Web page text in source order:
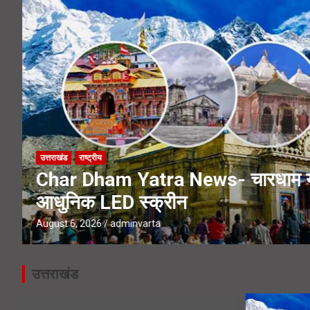
Kanwar Yatra 2026- हरिद्वार पहुंचे
Haridwar Kanwar Yatra- मन्नत
उत्तराखंड राष्ट्रीय
Char Dham Yatra News- चारधाम
आधुनिक LED स्क्रीन
August 6, 2026 adminvarta
उत्तराखंड